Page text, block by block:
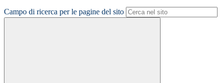
Campo di ricerca per le pagine del sito